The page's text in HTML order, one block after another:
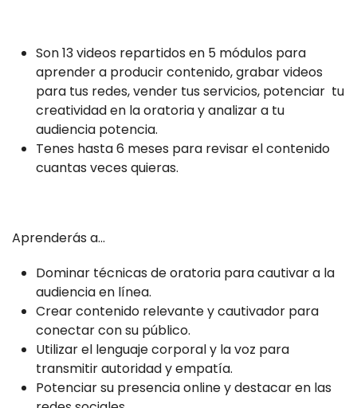
Son 13 videos repartidos en 5 módulos para
aprender a producir contenido, grabar videos
para tus redes, vender tus servicios, potenciar tu
creatividad en la oratoria y analizar a tu
audiencia potencia.
Tenes hasta 6 meses para revisar el contenido
cuantas veces quieras.
Aprenderás a...
Dominar técnicas de oratoria para cautivar a la
audiencia en línea.
Crear contenido relevante y cautivador para
conectar con su público.
Utilizar el lenguaje corporal y la voz para
transmitir autoridad y empatía.
Potenciar su presencia online y destacar en las